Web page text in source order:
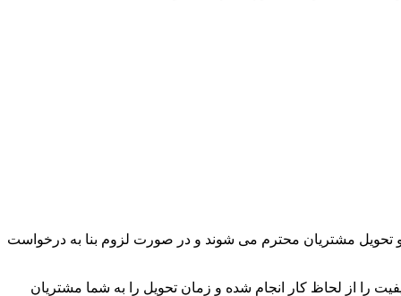
محترم کمتر از سه ساعت تست و اعلام هزینه می شوند و تعمیرات لپ تاپ در عرض 24 ساعت انجام و تحویل مشتریان محترم می شوند و در صورت لزوم بنا به درخواست
را از لحاظ کار انجام شده و زمان تحویل را به شما مشتریان